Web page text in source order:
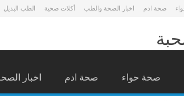
صحة ادم اخبار الصحة والطب أكلات صحية الطب البديل
صحة حواء صحة ادم اخبار